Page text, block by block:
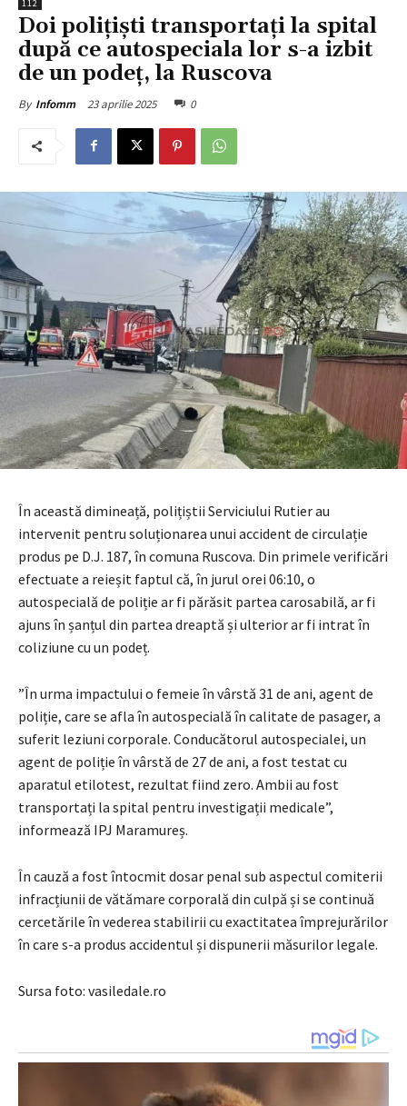
112
Doi polițiști transportați la spital
după ce autospeciala lor s-a izbit
de un podeț, la Ruscova
By Infomm 23 aprilie 2025 0
În această dimineață, polițiștii Serviciului Rutier au
intervenit pentru soluționarea unui accident de circulație
produs pe D.J. 187, în comuna Ruscova. Din primele verificări
efectuate a reieșit faptul că, în jurul orei 06:10, o
autospecială de poliție ar fi părăsit partea carosabilă, ar fi
ajuns în șanțul din partea dreaptă și ulterior ar fi intrat în
coliziune cu un podeț.
”În urma impactului o femeie în vârstă 31 de ani, agent de
poliție, care se afla în autospecială în calitate de pasager, a
suferit leziuni corporale. Conducătorul autospecialei, un
agent de poliție în vârstă de 27 de ani, a fost testat cu
aparatul etilotest, rezultat fiind zero. Ambii au fost
transportați la spital pentru investigații medicale”,
informează IPJ Maramureș.
În cauză a fost întocmit dosar penal sub aspectul comiterii
infracțiunii de vătămare corporală din culpă și se continuă
cercetările în vederea stabilirii cu exactitatea împrejurărilor
în care s-a produs accidentul și dispunerii măsurilor legale.
Sursa foto: vasiledale.ro